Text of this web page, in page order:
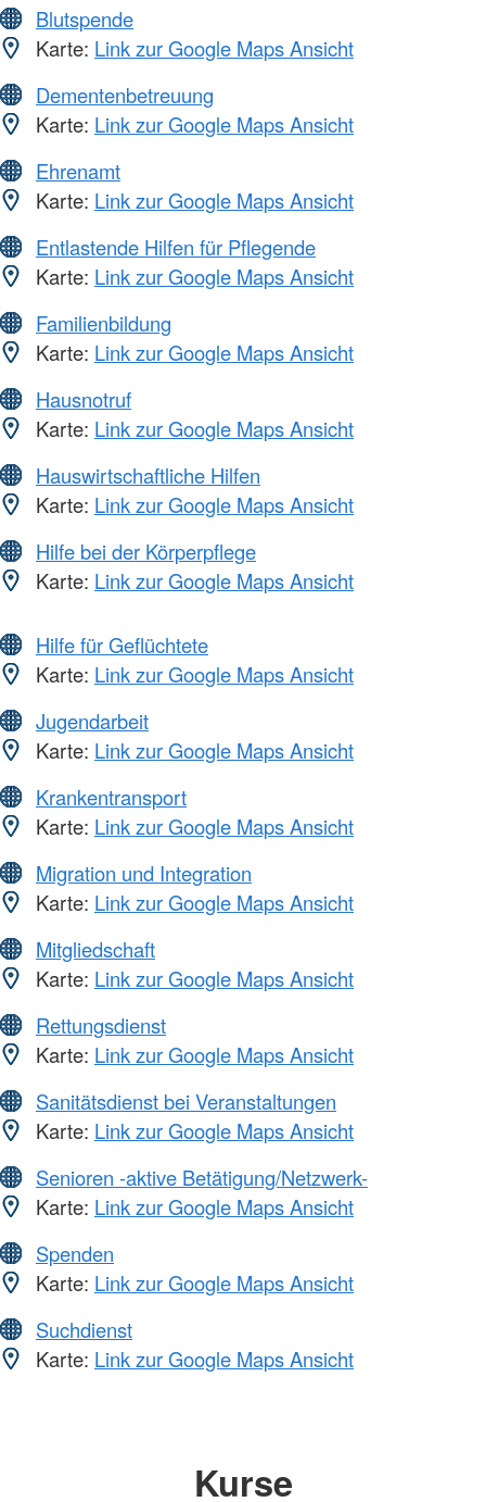
Blutspende
Karte: Link zur Google Maps Ansicht
Dementenbetreuung
Karte: Link zur Google Maps Ansicht
Ehrenamt
Karte: Link zur Google Maps Ansicht
Entlastende Hilfen für Pflegende
Karte: Link zur Google Maps Ansicht
Familienbildung
Karte: Link zur Google Maps Ansicht
Hausnotruf
Karte: Link zur Google Maps Ansicht
Hauswirtschaftliche Hilfen
Karte: Link zur Google Maps Ansicht
Hilfe bei der Körperpflege
Karte: Link zur Google Maps Ansicht
Hilfe für Geflüchtete
Karte: Link zur Google Maps Ansicht
Jugendarbeit
Karte: Link zur Google Maps Ansicht
Krankentransport
Karte: Link zur Google Maps Ansicht
Migration und Integration
Karte: Link zur Google Maps Ansicht
Mitgliedschaft
Karte: Link zur Google Maps Ansicht
Rettungsdienst
Karte: Link zur Google Maps Ansicht
Sanitätsdienst bei Veranstaltungen
Karte: Link zur Google Maps Ansicht
Senioren -aktive Betätigung/Netzwerk-
Karte: Link zur Google Maps Ansicht
Spenden
Karte: Link zur Google Maps Ansicht
Suchdienst
Karte: Link zur Google Maps Ansicht
Kurse